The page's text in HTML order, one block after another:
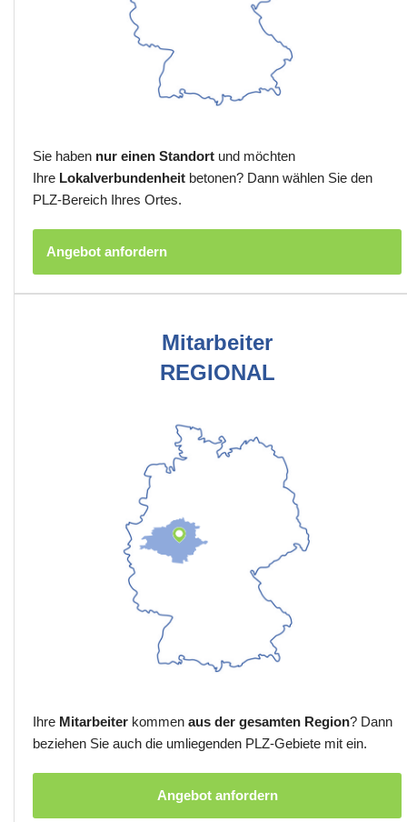
Sie haben nur einen Standort und möchten
Ihre Lokalverbundenheit betonen? Dann wählen Sie den
PLZ-Bereich Ihres Ortes.
Angebot anfordern
Mitarbeiter
REGIONAL
Ihre Mitarbeiter kommen aus der gesamten Region? Dann
beziehen Sie auch die umliegenden PLZ-Gebiete mit ein.
Angebot anfordern